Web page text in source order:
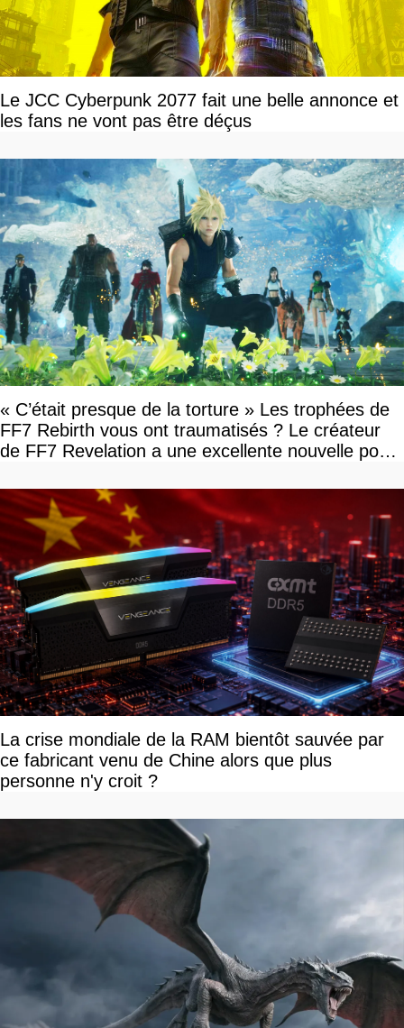
Le JCC Cyberpunk 2077 fait une belle annonce et
les fans ne vont pas être déçus
« C’était presque de la torture » Les trophées de
FF7 Rebirth vous ont traumatisés ? Le créateur
de FF7 Revelation a une excellente nouvelle pour
La crise mondiale de la RAM bientôt sauvée par
ce fabricant venu de Chine alors que plus
personne n'y croit ?